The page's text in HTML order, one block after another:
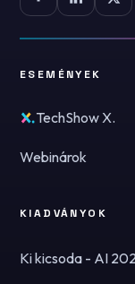
ESEMÉNYEK
TechShow X.
Webinárok
KIADVÁNYOK
Ki kicsoda - AI